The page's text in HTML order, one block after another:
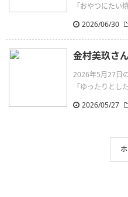
「おやつにたい
2026/06/30
金村美玖さ
2026年5月27日
「ゆったりとし
2026/05/27